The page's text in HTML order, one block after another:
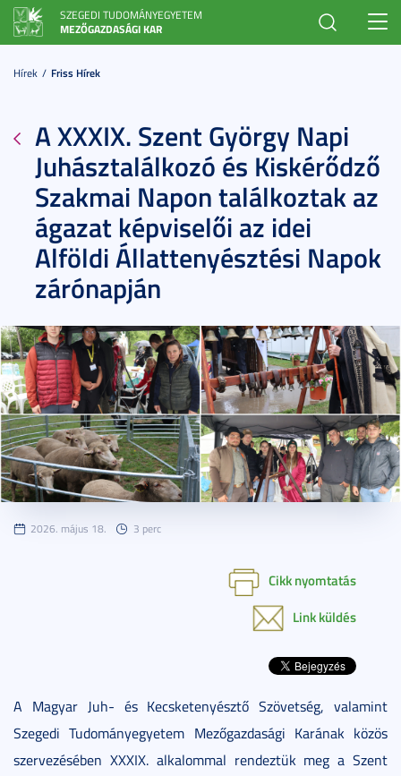
SZEGEDI TUDOMÁNYEGYETEM
MEZŐGAZDASÁGI KAR
Hírek Friss Hírek
A XXXIX. Szent György Napi
Juhásztalálkozó és Kiskérődző
Szakmai Napon találkoztak az
ágazat képviselői az idei
Alföldi Állattenyésztési Napok
zárónapján
2026. május 18. 3 perc
Cikk nyomtatás
Link küldés
A Magyar Juh- és Kecsketenyésztő Szövetség, valamint
Szegedi Tudományegyetem Mezőgazdasági Karának közös
szervezésében XXXIX. alkalommal rendeztük meg a Szent